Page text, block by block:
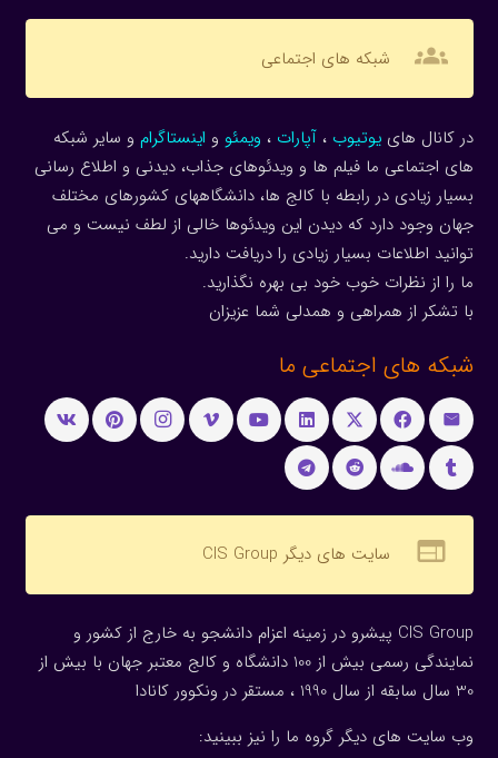
groups شبکه های اجتماعی
در کانال هاییوتیوب ، آپارات ، ویمئو و اینستاگرام و سایر شبکه
های اجتماعی ما فیلم ها و ویدئوهای جذاب، دیدنی و اطلاع رسانی
بسیار زیادی در رابطه با کالج ها، دانشگاههای کشورهای مختلف
جهان وجود دارد که دیدن این ویدئوها خالی از لطف نیست و می
توانید اطلاعات بسیار زیادی را دریافت دارید.
ما را از نظرات خوب خود بی بهره نگذارید.
با تشکر از همراهی و همدلی شما عزیزان
شبکه های اجتماعی ما
web سایت های دیگر CIS Group
CIS Group پیشرو در زمینه اعزام دانشجو به خارج از کشور و
نمایندگی رسمی بیش از 100 دانشگاه و کالج معتبر جهان با بیش از
30 سال سابقه از سال 1990 ، مستقر در ونکوور کانادا
وب سایت های دیگر گروه ما را نیز ببینید: